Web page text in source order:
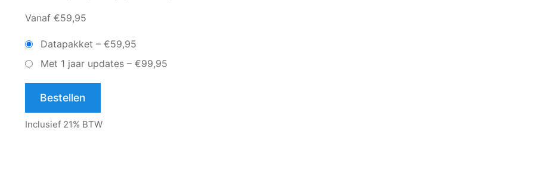
Vanaf €59,95
Datapakket – €59,95
Met 1 jaar updates – €99,95
Bestellen
Inclusief 21% BTW